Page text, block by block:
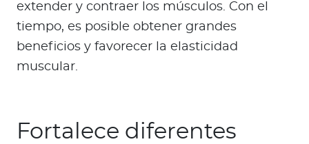
extender y contraer los músculos. Con el
tiempo, es posible obtener grandes
beneficios y favorecer la elasticidad
muscular.
Fortalece diferentes